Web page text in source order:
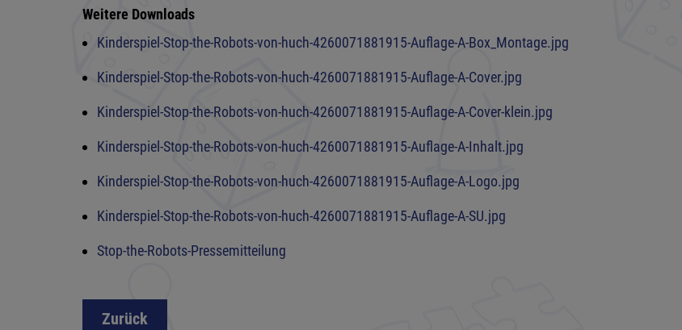
Weitere Downloads
Kinderspiel-Stop-the-Robots-von-huch-4260071881915-Auflage-A-Box_Montage.jpg
Kinderspiel-Stop-the-Robots-von-huch-4260071881915-Auflage-A-Cover.jpg
Kinderspiel-Stop-the-Robots-von-huch-4260071881915-Auflage-A-Cover-klein.jpg
Kinderspiel-Stop-the-Robots-von-huch-4260071881915-Auflage-A-Inhalt.jpg
Kinderspiel-Stop-the-Robots-von-huch-4260071881915-Auflage-A-Logo.jpg
Kinderspiel-Stop-the-Robots-von-huch-4260071881915-Auflage-A-SU.jpg
Stop-the-Robots-Pressemitteilung
Zurück